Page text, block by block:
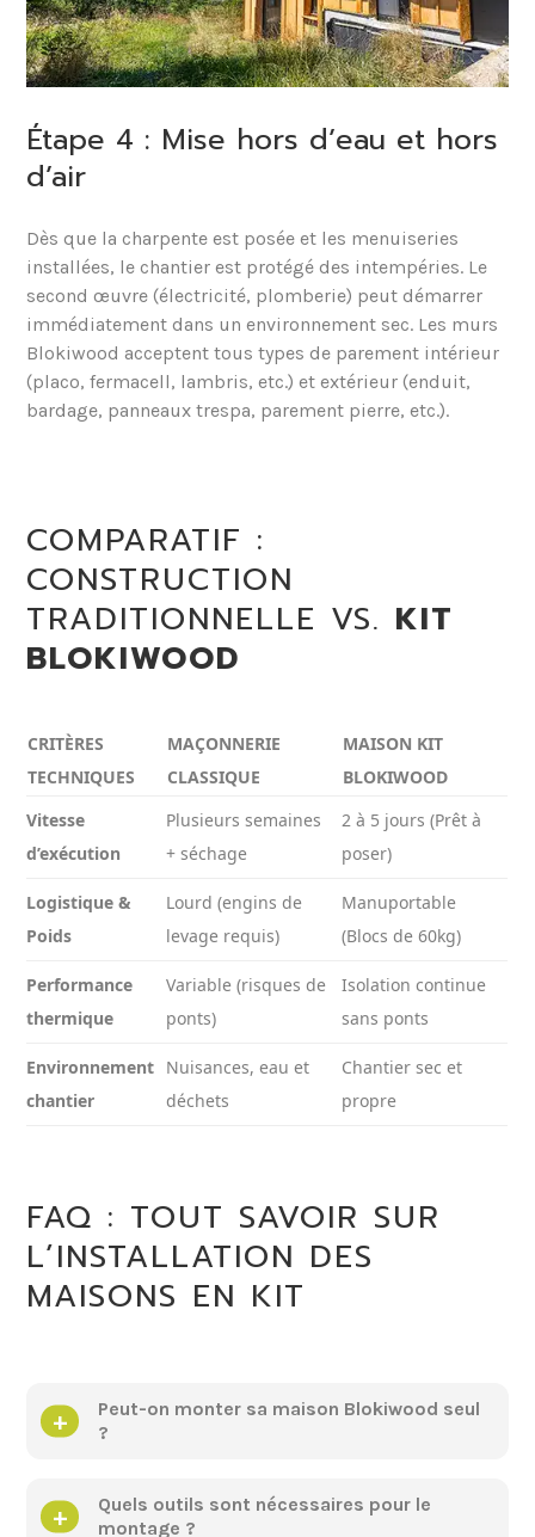
Étape 4 : Mise hors d’eau et hors
d’air
Dès que la charpente est posée et les menuiseries
installées, le chantier est protégé des intempéries. Le
second œuvre (électricité, plomberie) peut démarrer
immédiatement dans un environnement sec. Les murs
Blokiwood acceptent tous types de parement intérieur
(placo, fermacell, lambris, etc.) et extérieur (enduit,
bardage, panneaux trespa, parement pierre, etc.).
COMPARATIF :
CONSTRUCTION
TRADITIONNELLE VS. KIT
BLOKIWOOD
CRITÈRES
TECHNIQUES
MAÇONNERIE
CLASSIQUE
MAISON KIT
BLOKIWOOD
Vitesse
d’exécution
Plusieurs semaines
+ séchage
2 à 5 jours (Prêt à
poser)
Logistique &
Poids
Lourd (engins de
levage requis)
Manuportable
(Blocs de 60kg)
Performance
thermique
Variable (risques de
ponts)
Isolation continue
sans ponts
Environnement
chantier
Nuisances, eau et
déchets
Chantier sec et
propre
FAQ : TOUT SAVOIR SUR
L’INSTALLATION DES
MAISONS EN KIT
Peut-on monter sa maison Blokiwood seul
?
Quels outils sont nécessaires pour le
montage ?